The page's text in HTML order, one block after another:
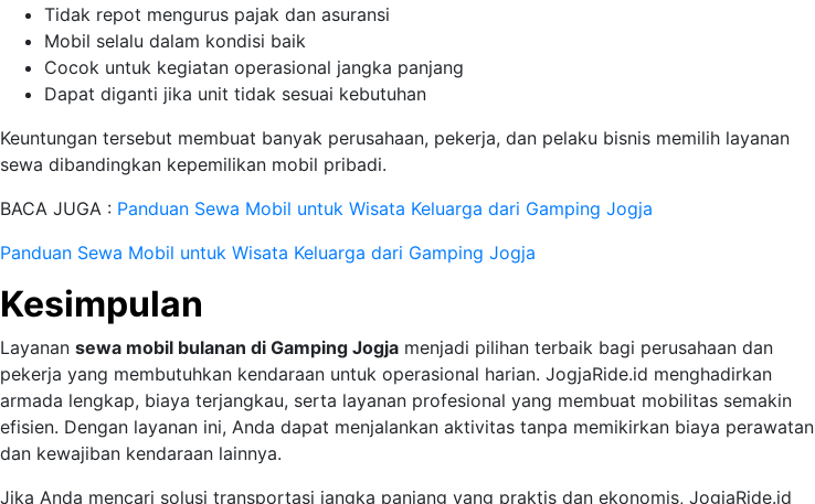
Tidak repot mengurus pajak dan asuransi
Mobil selalu dalam kondisi baik
Cocok untuk kegiatan operasional jangka panjang
Dapat diganti jika unit tidak sesuai kebutuhan
Keuntungan tersebut membuat banyak perusahaan, pekerja, dan pelaku bisnis memilih layanan
sewa dibandingkan kepemilikan mobil pribadi.
BACA JUGA : Panduan Sewa Mobil untuk Wisata Keluarga dari Gamping Jogja
Panduan Sewa Mobil untuk Wisata Keluarga dari Gamping Jogja
Kesimpulan
Layanan sewa mobil bulanan di Gamping Jogja menjadi pilihan terbaik bagi perusahaan dan
pekerja yang membutuhkan kendaraan untuk operasional harian. JogjaRide.id menghadirkan
armada lengkap, biaya terjangkau, serta layanan profesional yang membuat mobilitas semakin
efisien. Dengan layanan ini, Anda dapat menjalankan aktivitas tanpa memikirkan biaya perawatan
dan kewajiban kendaraan lainnya.
Jika Anda mencari solusi transportasi jangka panjang yang praktis dan ekonomis, JogjaRide.id